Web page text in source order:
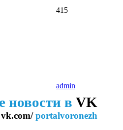
415
admin
новости в VK
vk.com/portalvoronezh